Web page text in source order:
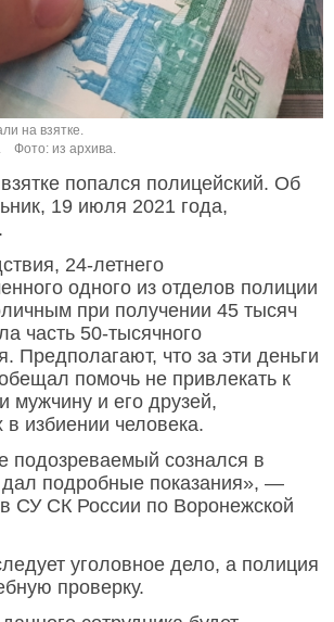
на взятке.
Фото: из архива.
попался полицейский. Об
19 июля 2021 года,
24-летнего
одного из отделов полиции
при получении 45 тысяч
часть 50-тысячного
Предполагают, что за эти деньги
помочь не привлекать к
мужчину и его друзей,
избиении человека.
подозреваемый сознался в
подробные показания», —
в СУ СК России по Воронежской
уголовное дело, а полиция
проверку.